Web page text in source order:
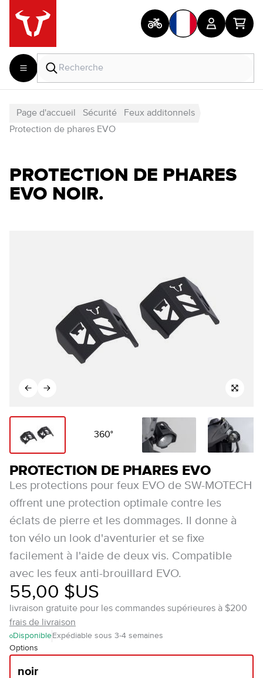
Page d'accueil Sécurité
Feux additonnels
Protection de phares EVO
PROTECTION DE PHARES
EVO NOIR.
360°
PROTECTION DE PHARES EVO
Les protections pour feux EVO de SW-MOTECH
offrent une protection optimale contre les
éclats de pierre et les dommages. Il donne à
ton vélo un look d'aventurier et se fixe
facilement à l'aide de deux vis. Compatible
avec les feux anti-brouillard EVO.
55,00 $US
livraison gratuite pour les commandes supérieures à $200
frais de livraison
Disponible Expédiable sous 3-4 semaines
Options
noir